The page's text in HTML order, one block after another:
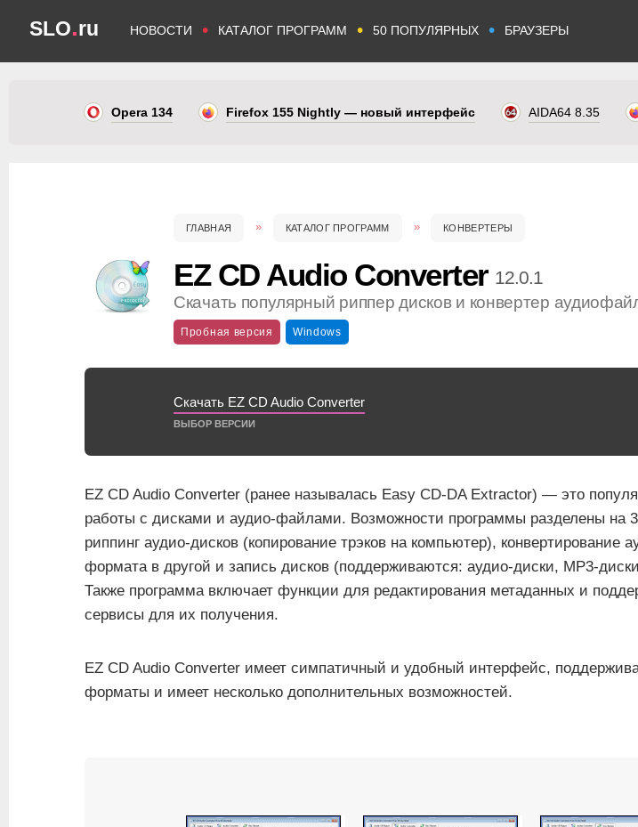
SLO.ru НОВОСТИ • КАТАЛОГ ПРОГРАММ • 50 ПОПУЛЯРНЫХ • БРАУЗЕРЫ
Opera 134 Firefox 155 Nightly — новый интерфейс AIDA64 8.35
ГЛАВНАЯ КАТАЛОГ ПРОГРАММ КОНВЕРТЕРЫ
EZ CD Audio Converter 12.0.1
Скачать популярный риппер дисков и конвертер
Пробная версия Windows
Скачать EZ CD Audio Converter
ВЫБОР ВЕРСИИ
EZ CD Audio Converter (ранее называлась Easy CD-DA Extractor) — это
работы с дисками и аудио-файлами. Возможности программы разделены на
риппинг аудио-дисков (копирование трэков на компьютер), конвертирование
формата в другой и запись дисков (поддерживаются: аудио-диски, MP3-
Также программа включает функции для редактирования метаданных и
сервисы для их получения.
EZ CD Audio Converter имеет симпатичный и удобный интерфейс,
форматы и имеет несколько дополнительных возможностей.